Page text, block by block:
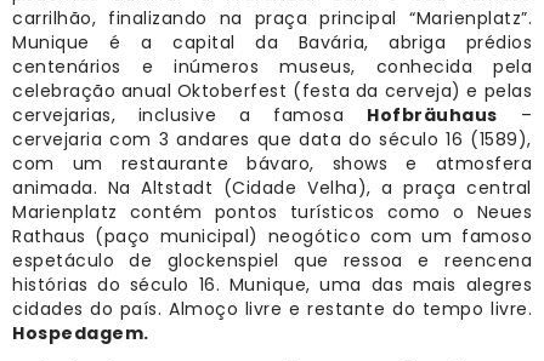
carrilhão, finalizando na praça principal “Marienplatz”.
Munique é a capital da Bavária, abriga prédios
centenários e inúmeros museus, conhecida pela
celebração anual Oktoberfest (festa da cerveja) e pelas
cervejarias, inclusive a famosa Hofbräuhaus –
cervejaria com 3 andares que data do século 16 (1589),
com um restaurante bávaro, shows e atmosfera
animada. Na Altstadt (Cidade Velha), a praça central
Marienplatz contém pontos turísticos como o Neues
Rathaus (paço municipal) neogótico com um famoso
espetáculo de glockenspiel que ressoa e reencena
histórias do século 16. Munique, uma das mais alegres
cidades do país. Almoço livre e restante do tempo livre.
Hospedagem.